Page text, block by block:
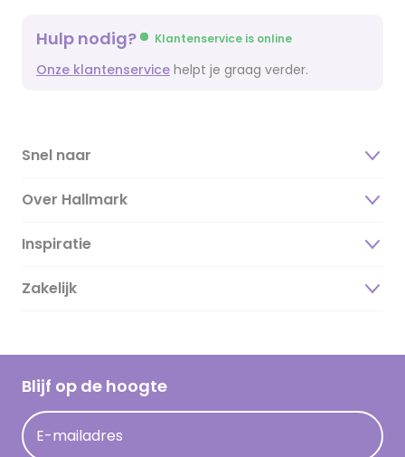
Hulp nodig? Klantenservice is online
Onze klantenservice helpt je graag verder.
Snel naar
Over Hallmark
Over ons
Duurzaamheid
Hallmark Kaartclub
Acties
Persberichten
Inspiratie
Magazine
Cadeau inspiratie
Kaartinspiratie
Zakelijk
Blijf op de hoogte
E-mailadres